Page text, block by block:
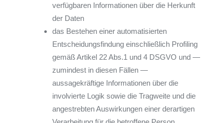
verfügbaren Informationen über die Herkunft
der Daten
das Bestehen einer automatisierten
Entscheidungsfindung einschließlich Profiling
gemäß Artikel 22 Abs.1 und 4 DSGVO und —
zumindest in diesen Fällen —
aussagekräftige Informationen über die
involvierte Logik sowie die Tragweite und die
angestrebten Auswirkungen einer derartigen